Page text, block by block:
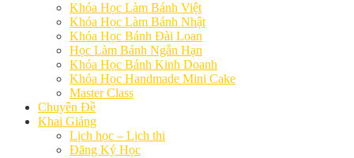
Khóa Học Làm Bánh Việt
Khóa Học Làm Bánh Nhật
Khóa Học Bánh Đài Loan
Học Làm Bánh Ngắn Hạn
Khóa Học Bánh Kinh Doanh
Khóa Học Handmade Mini Cake
Master Class
Chuyên Đề
Khai Giảng
Lịch học – Lịch thi
Đăng Ký Học